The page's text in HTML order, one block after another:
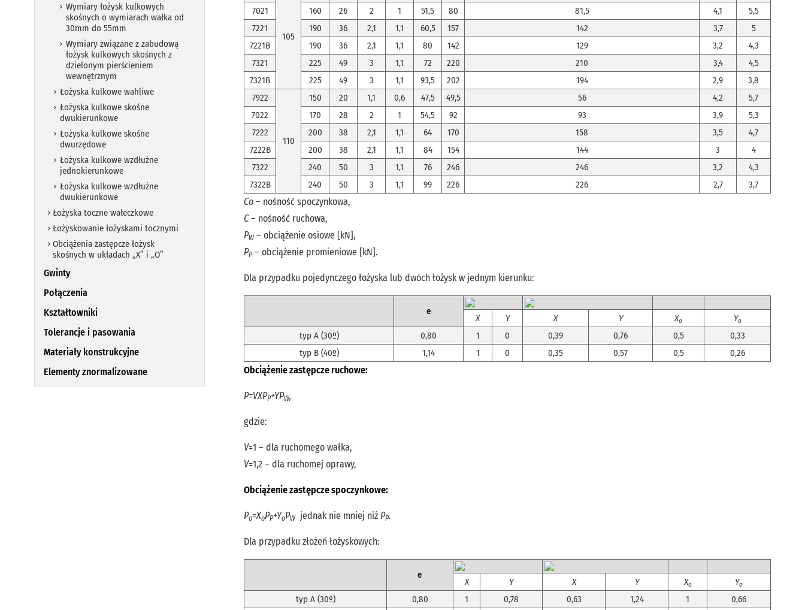
Wymiary łożysk kulkowych
skośnych o wymiarach wałka od
30mm do 55mm
Wymiary związane z zabudową
łożysk kulkowych skośnych z
dzielonym pierścieniem
wewnętrznym
Łożyska kulkowe wahliwe
Łożyska kulkowe skośne
dwukierunkowe
Łożyska kulkowe skośne
dwurzędowe
Łożyska kulkowe wzdłużne
jednokierunkowe
Łożyska kulkowe wzdłużne
dwukierunkowe
Łożyska toczne wałeczkowe
Łożyskowanie łożyskami tocznymi
Obciążenia zastępcze łożysk
skośnych w układach „X” i „O”
Gwinty
Połączenia
Kształtowniki
Tolerancje i pasowania
Materiały konstrukcyjne
Elementy znormalizowane
105
7021
160 26 2 1 51,5 80 81,5 4,1
5,5
7221
190 36 2,1 1,1 60,5 157 142 3,7
5
7221B
190 36 2,1 1,1 80 142 129 3,2
4,3
7321
225 49 3 1,1 72 220 210 3,4
4,5
7321B
225 49 3 1,1 93,5 202 194 2,9
3,8
7922
110
150 20 1,1 0,6 47,5 49,5 56 4,2
5,7
7022
170 28 2 1 54,5 92 93 3,9
5,3
7222
200 38 2,1 1,1 64 170 158 3,5
4,7
7222B
200 38 2,1 1,1 84 154 144 3
4
7322
240 50 3 1,1 76 246 246 3,2
4,3
7322B
240 50 3 1,1 99 226 226 2,7 3,7
Co – nośność spoczynkowa,
C– nośność ruchowa,
PW– obciążenie osiowe [kN],
PP– obciążenie promieniowe [kN].
Dla przypadku pojedynczego łożyska lub dwóch łożysk w jednym kierunku:
e
X Y X Y Xo Yo
typ A (30º) 0,80 1 0 0,39 0,76 0,5
0,33
typ B (40º)
1,14 1 0 0,35 0,57 0,5 0,26
Obciążenie zastępcze ruchowe:
P=VXPP+YPW,
gdzie:
V=1 – dla ruchomego wałka,
V=1,2 – dla ruchomej oprawy,
Obciążenie zastępcze spoczynkowe:
Po=XoPP+YoPW jednak nie mniej niż PP.
Dla przypadku złożeń łożyskowych:
e
X Y X Y Xo Yo
typ A (30º) 0,80 1 0,78 0,63 1,24 1
0,66